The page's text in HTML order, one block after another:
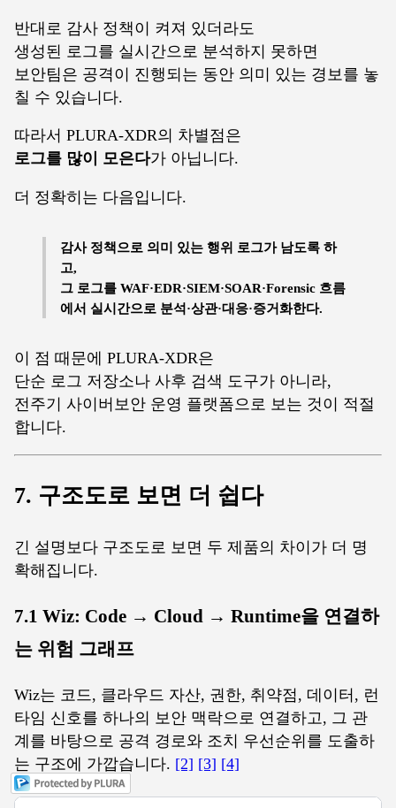
반대로 감사 정책이 켜져 있더라도
생성된 로그를 실시간으로 분석하지 못하면
보안팀은 공격이 진행되는 동안 의미 있는 경보를 놓
칠 수 있습니다.
따라서 PLURA-XDR의 차별점은
로그를 많이 모은다가 아닙니다.
더 정확히는 다음입니다.
감사 정책으로 의미 있는 행위 로그가 남도록 하
고,
그 로그를 WAF·EDR·SIEM·SOAR·Forensic 흐름
에서 실시간으로 분석·상관·대응·증거화한다.
이 점 때문에 PLURA-XDR은
단순 로그 저장소나 사후 검색 도구가 아니라,
전주기 사이버보안 운영 플랫폼으로 보는 것이 적절
합니다.
7. 구조도로 보면 더 쉽다
긴 설명보다 구조도로 보면 두 제품의 차이가 더 명
확해집니다.
7.1 Wiz: Code → Cloud → Runtime을 연결하
는 위험 그래프
Wiz는 코드, 클라우드 자산, 권한, 취약점, 데이터, 런
타임 신호를 하나의 보안 맥락으로 연결하고, 그 관
계를 바탕으로 공격 경로와 조치 우선순위를 도출하
는 구조에 가깝습니다. [2] [3] [4]